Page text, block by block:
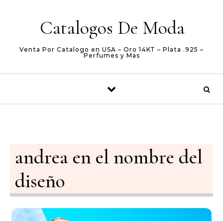
Catalogos De Moda
Venta Por Catalogo en USA – Oro 14KT – Plata .925 –
Perfumes y Mas
andrea en el nombre del
diseño